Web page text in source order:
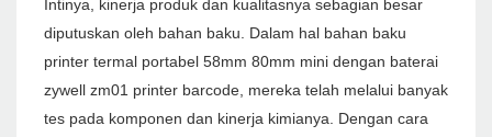
Intinya, kinerja produk dan kualitasnya sebagian besar
diputuskan oleh bahan baku. Dalam hal bahan baku
printer termal portabel 58mm 80mm mini dengan baterai
zywell zm01 printer barcode, mereka telah melalui banyak
tes pada komponen dan kinerja kimianya. Dengan cara